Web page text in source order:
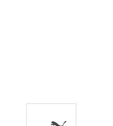
de compra, insira seu CEP